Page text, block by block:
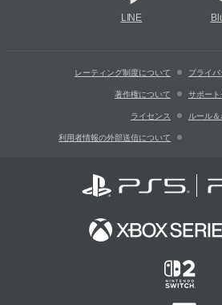
LINE
レーティング制度について プライ
著作権について サポート
ライセンス ルール
利用者情報の外部送信について